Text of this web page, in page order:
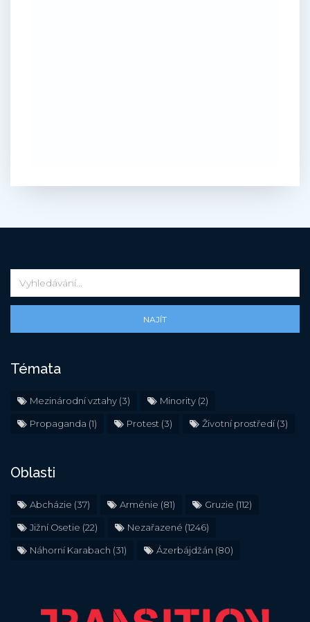
NAJÍT
Témata
Mezinárodní vztahy (3) Minority (2)
Propaganda (1) Protest (3) Životní prostředí(3)
Oblasti
Abcházie (37) Arménie (81) Gruzie (112)
Jižní Osetie (22) Nezařazené (1246)
Náhorní Karabach (31) Ázerbájdžán (80)